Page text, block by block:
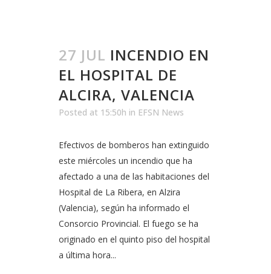
27 JUL INCENDIO EN
EL HOSPITAL DE
ALCIRA, VALENCIA
Posted at 15:50h in EFSN News
Efectivos de bomberos han extinguido
este miércoles un incendio que ha
afectado a una de las habitaciones del
Hospital de La Ribera, en Alzira
(Valencia), según ha informado el
Consorcio Provincial. El fuego se ha
originado en el quinto piso del hospital
a última hora...